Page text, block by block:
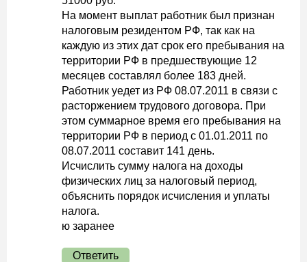
На момент выплат работник был признан
налоговым резидентом РФ, так как на
каждую из этих дат срок его пребывания на
территории РФ в предшествующие 12
месяцев составлял более 183 дней.
Работник уедет из РФ 08.07.2011 в связи с
расторжением трудового договора. При
этом суммарное время его пребывания на
территории РФ в период с 01.01.2011 по
08.07.2011 составит 141 день.
Исчислить сумму налога на доходы
физических лиц за налоговый период,
объяснить порядок исчисления и уплаты
налога.
ю заранее
Ответить